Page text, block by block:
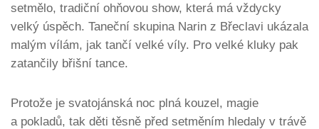
setmělo, tradiční ohňovou show, která má vždycky
velký úspěch. Taneční skupina Narin z Břeclavi ukázala
malým vílám, jak tančí velké víly. Pro velké kluky pak
zatančily břišní tance.
Protože je svatojánská noc plná kouzel, magie
a pokladů, tak děti těsně před setměním hledaly v trávě